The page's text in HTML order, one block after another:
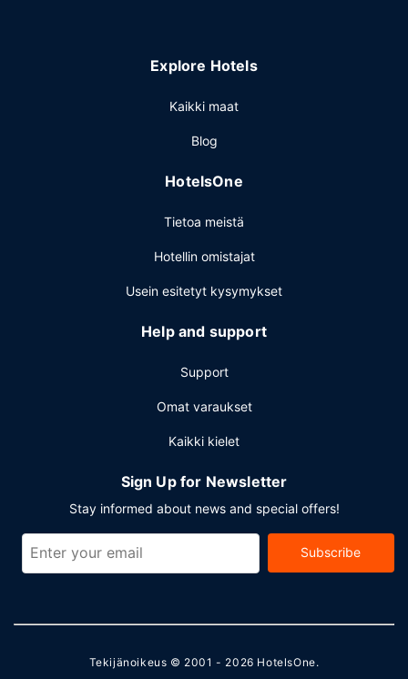
The front desk is staffed during limited hours. Free self
Explore Hotels
Kaikki maat
Blog
HotelsOne
Tietoa meistä
Hotellin omistajat
Usein esitetyt kysymykset
Help and support
Support
Omat varaukset
Kaikki kielet
Sign Up for Newsletter
Stay informed about news and special offers!
Subscribe
Tekijänoikeus © 2001 - 2026 HotelsOne.